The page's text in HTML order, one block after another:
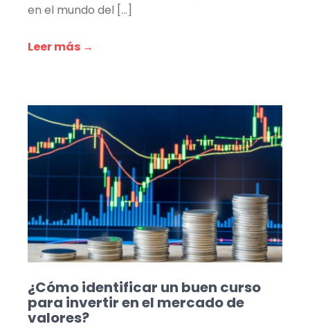
en el mundo del […]
Leer más →
¿Cómo identificar un buen curso
para invertir en el mercado de
valores?